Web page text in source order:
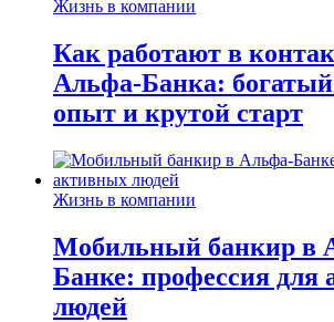
Жизнь в компании
Как работают в
Альфа-Банка:
опыт и крутой старт
Жизнь в компании
Мобильный банкир в
Банке: профессия для
людей